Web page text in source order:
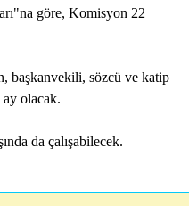
göre, Komisyon 22
başkanvekili, sözcü ve katip
olacak.
da çalışabilecek.